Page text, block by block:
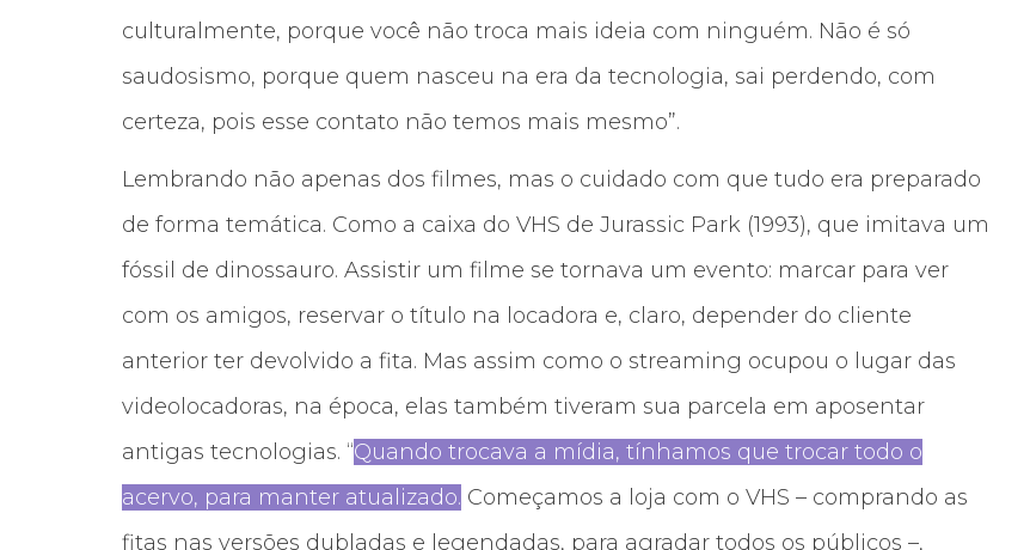
culturalmente, porque você não troca mais ideia com ninguém. Não é só
saudosismo, porque quem nasceu na era da tecnologia, sai perdendo, com
certeza, pois esse contato não temos mais mesmo”.
Lembrando não apenas dos filmes, mas o cuidado com que tudo era preparado
de forma temática. Como a caixa do VHS de Jurassic Park (1993), que imitava um
fóssil de dinossauro. Assistir um filme se tornava um evento: marcar para ver
com os amigos, reservar o título na locadora e, claro, depender do cliente
anterior ter devolvido a fita. Mas assim como o streaming ocupou o lugar das
videolocadoras, na época, elas também tiveram sua parcela em aposentar
antigas tecnologias. “Quando trocava a mídia, tínhamos que trocar todo o
acervo, para manter atualizado. Começamos a loja com o VHS – comprando as
fitas nas versões dubladas e legendadas, para agradar todos os públicos –,